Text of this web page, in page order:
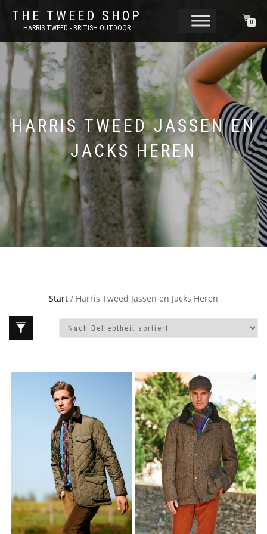
THE TWEED SHOP
HARRIS TWEED - BRITISH OUTDOOR
0
HARRIS TWEED JASSEN EN
JACKS HEREN
Start / Harris Tweed Jassen en Jacks Heren